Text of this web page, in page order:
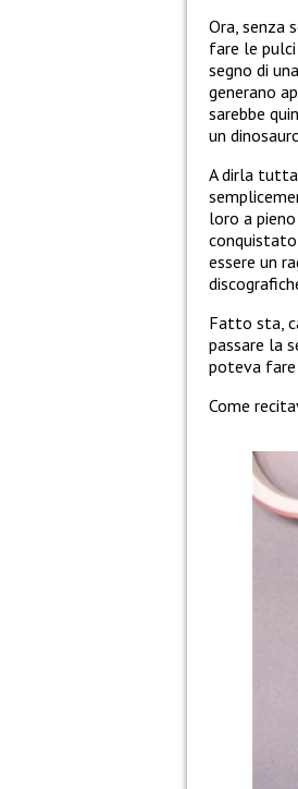
Ora, senza
fare le
segno di
generano
sarebbe
un
A dirla tutta
loro a
conquistato
essere un
Fatto sta,
passare la
poteva
Come